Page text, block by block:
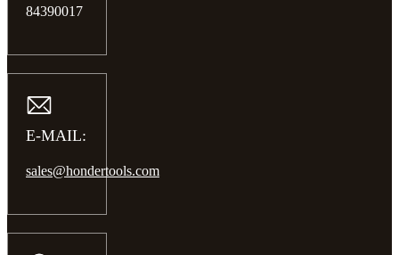
84390017
E-MAIL:
sales@hondertools.com